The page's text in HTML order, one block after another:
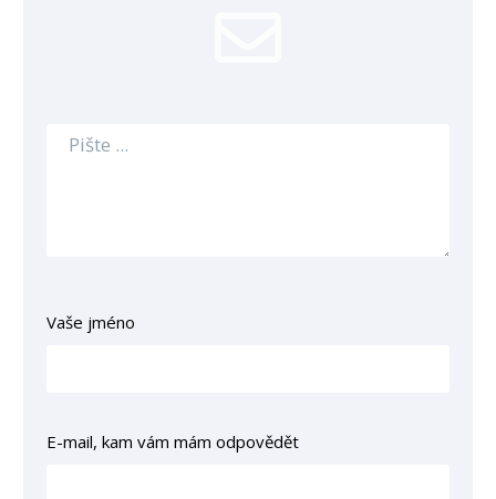
Vaše jméno
E-mail, kam vám mám odpovědět